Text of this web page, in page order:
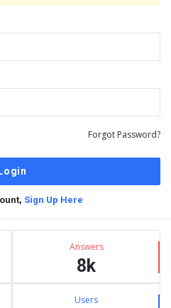
Forgot Password?
Sign Up Here
Answers
8k
Users